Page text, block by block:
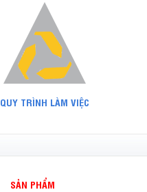
QUY TRÌNH LÀM VIỆC
SẢN PHẨM